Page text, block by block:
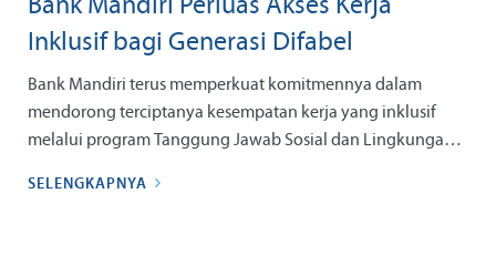
Bank Mandiri Perluas Akses Kerja
Inklusif bagi Generasi Difabel
Bank Mandiri terus memperkuat komitmennya dalam
mendorong terciptanya kesempatan kerja yang inklusif
melalui program Tanggung Jawab Sosial dan Lingkungan
SELENGKAPNYA